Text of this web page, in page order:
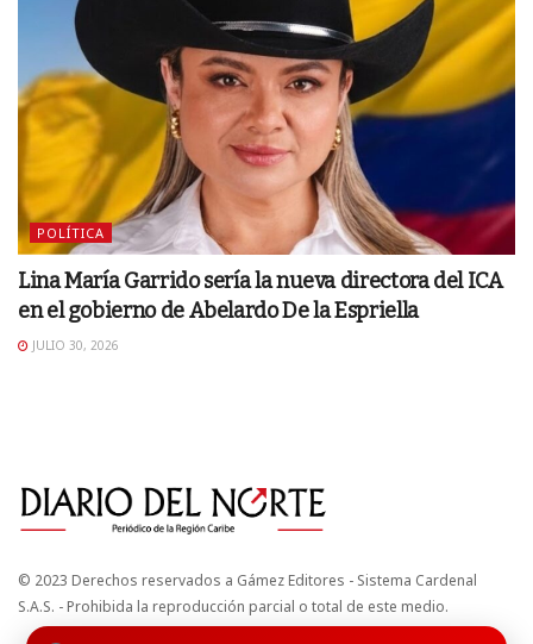
POLÍTICA
Lina María Garrido sería la nueva directora del ICA
en el gobierno de Abelardo De la Espriella
JULIO 30, 2026
© 2023 Derechos reservados a Gámez Editores - Sistema Cardenal
S.A.S. - Prohibida la reproducción parcial o total de este medio.